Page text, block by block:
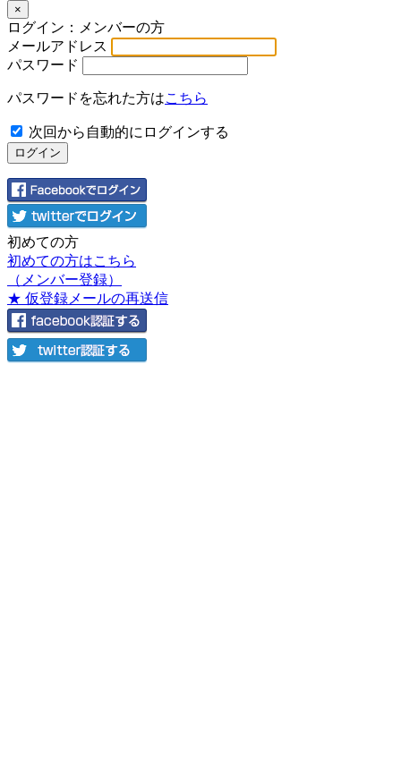
×
ログイン：メンバーの方
メールアドレス
パスワード
パスワードを忘れた方はこちら
次回から自動的にログインする
初めての方
初めての方はこちら
（メンバー登録）
★ 仮登録メールの再送信